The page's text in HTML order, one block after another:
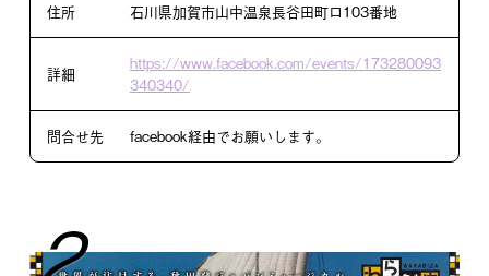
住所 石川県加賀市山中温泉長谷田町ロ103番地
詳細
https://www.facebook.com/events/173280093
340340/
問合せ先 facebook経由でお願いします。
2